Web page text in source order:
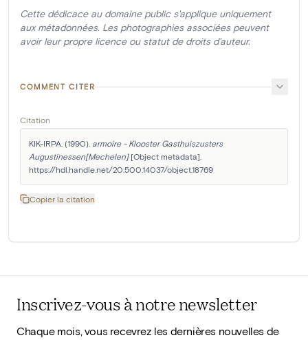
Cette dédicace au domaine public s'applique uniquement
aux métadonnées. Les photographies associées peuvent
avoir leur propre licence ou statut de droits d'auteur.
COMMENT CITER
Citation
KIK-IRPA. (1990). armoire - Klooster Gasthuiszusters
Augustinessen[Mechelen] [Object metadata].
https://hdl.handle.net/20.500.14037/object.18769
Copier la citation
Inscrivez-vous à notre newsletter
Chaque mois, vous recevrez les dernières nouvelles de